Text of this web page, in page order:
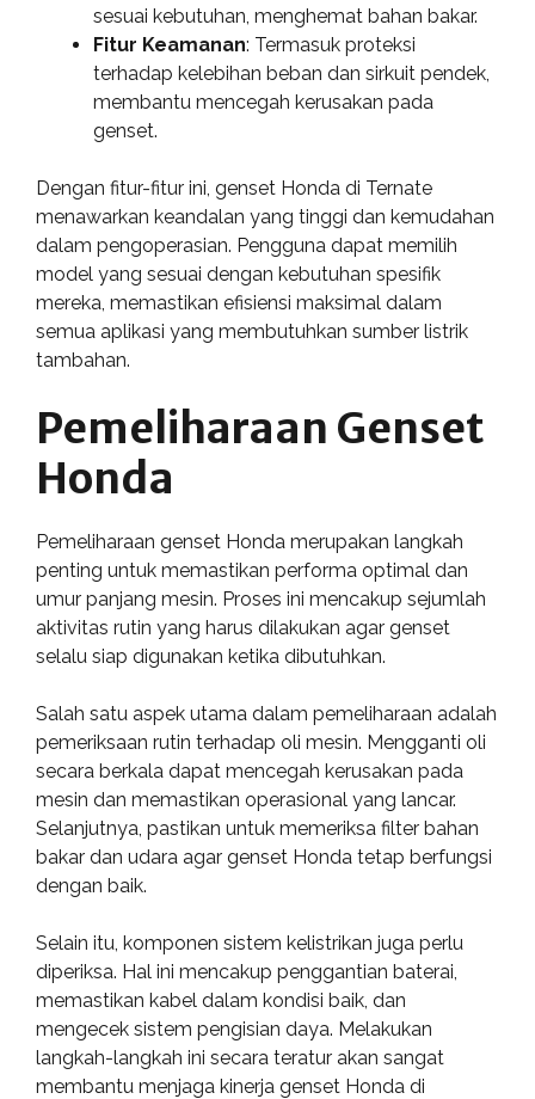
sesuai kebutuhan, menghemat bahan bakar.
Fitur Keamanan: Termasuk proteksi
terhadap kelebihan beban dan sirkuit pendek,
membantu mencegah kerusakan pada
genset.
Dengan fitur-fitur ini, genset Honda di Ternate
menawarkan keandalan yang tinggi dan kemudahan
dalam pengoperasian. Pengguna dapat memilih
model yang sesuai dengan kebutuhan spesifik
mereka, memastikan efisiensi maksimal dalam
semua aplikasi yang membutuhkan sumber listrik
tambahan.
Pemeliharaan Genset
Honda
Pemeliharaan genset Honda merupakan langkah
penting untuk memastikan performa optimal dan
umur panjang mesin. Proses ini mencakup sejumlah
aktivitas rutin yang harus dilakukan agar genset
selalu siap digunakan ketika dibutuhkan.
Salah satu aspek utama dalam pemeliharaan adalah
pemeriksaan rutin terhadap oli mesin. Mengganti oli
secara berkala dapat mencegah kerusakan pada
mesin dan memastikan operasional yang lancar.
Selanjutnya, pastikan untuk memeriksa filter bahan
bakar dan udara agar genset Honda tetap berfungsi
dengan baik.
Selain itu, komponen sistem kelistrikan juga perlu
diperiksa. Hal ini mencakup penggantian baterai,
memastikan kabel dalam kondisi baik, dan
mengecek sistem pengisian daya. Melakukan
langkah-langkah ini secara teratur akan sangat
membantu menjaga kinerja genset Honda di